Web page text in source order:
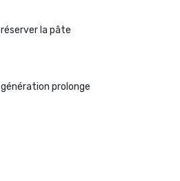
la pâte
prolonge